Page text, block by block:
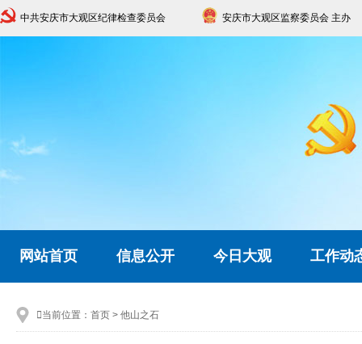
中共安庆市大观区纪律检查委员会 安庆市大观区监察委员会 主办
网站首页 信息公开 今日大观 工作动
当前位置： 首页 > 他山之石